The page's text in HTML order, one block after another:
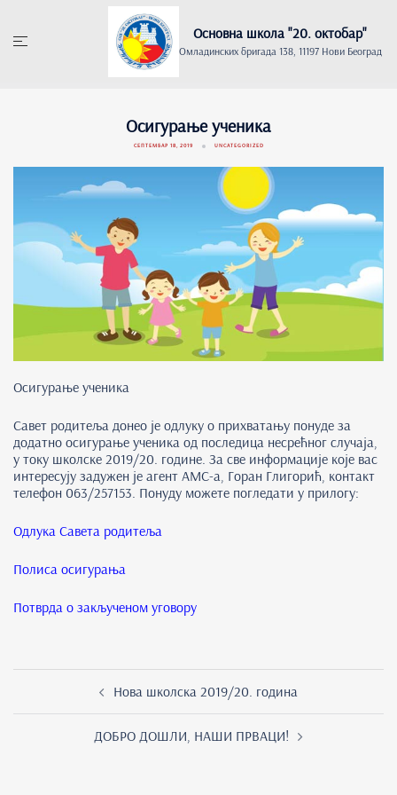
content
Основна школа "20. oктобар"
Омладинских бригада 138, 11197 Нови Београд
Осигурање ученика
СЕПТЕМБАР 18, 2019 UNCATEGORIZED
Осигурање ученика
Савет родитеља донео је одлуку о прихватању понуде за
додатно осигурање ученика од последица несрећног случаја,
у току школске 2019/20. године. За све информације које вас
интересују задужен је агент АМС-а, Горан Глигорић, контакт
телефон 063/257153. Понуду можете погледати у прилогу:
Одлука Савета родитеља
Полиса осигурања
Потврда о закљученом уговору
Нова школска 2019/20. година
ДОБРО ДОШЛИ, НАШИ ПРВАЦИ!